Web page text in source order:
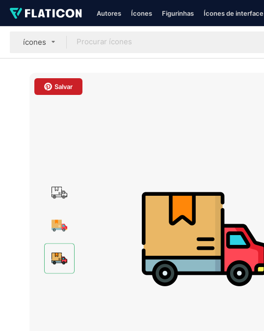
Autores Ícones Figurinhas Ícones de interface
ícones
Salvar